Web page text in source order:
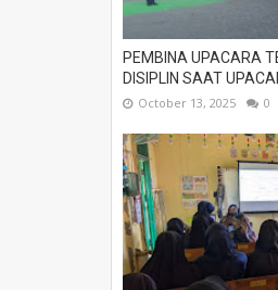
PEMBINA UPACARA
DISIPLIN SAAT
October 13, 2025 0